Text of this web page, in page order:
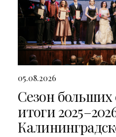
05.08.2026
Сезон
итоги